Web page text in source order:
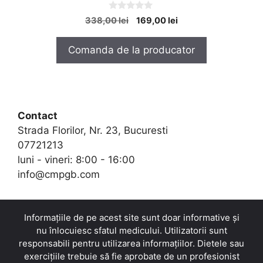
0
o
o
5
338,00lei
Prețul
fost:
169,00lei
este:
169,00 lei.
Comanda de la producator
Contact
Strada Florilor, Nr. 23, Bucuresti
07721213
luni - vineri: 8:00 - 16:00
info@cmpgb.com
Informațiile de pe acest site sunt doar informative și
nu înlocuiesc sfatul medicului. Utilizatorii sunt
responsabili pentru utilizarea informațiilor. Dietele sau
exercițiile trebuie să fie aprobate de un profesionist